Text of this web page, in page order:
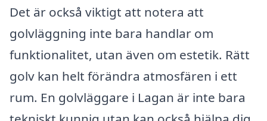
Det är också viktigt att notera att
golvläggning inte bara handlar om
funktionalitet, utan även om estetik. Rätt
golv kan helt förändra atmosfären i ett
rum. En golvläggare i Lagan är inte bara